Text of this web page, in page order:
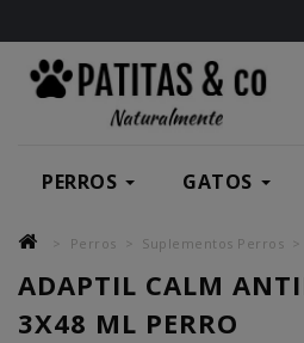
PERROS GATOS
Perros Suplementos Perros
ADAPTIL CALM
3X48 ML PERRO